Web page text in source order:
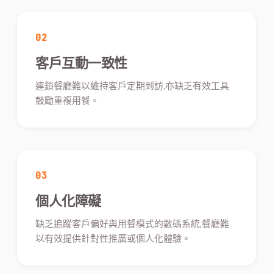
02
客戶互動一致性
連鎖餐廳難以維持客戶定期到訪,亦缺乏有效工具
鼓勵重複用餐。
03
個人化障礙
缺乏追蹤客戶偏好與用餐模式的數碼系統,餐廳難
以有效提供針對性推廣或個人化體驗。